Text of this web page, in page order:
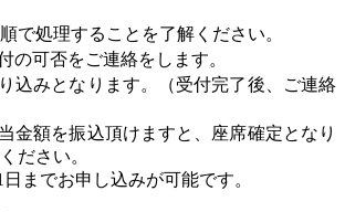
で処理することを了解ください。
の可否をご連絡をします。
込みとなります。（受付完了後、ご連絡
金額を振込頂けますと、座席確定となり
ださい。
までお申し込みが可能です。